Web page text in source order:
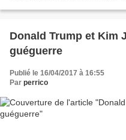
Donald Trump et Kim
guéguerre
Publié le 16/04/2017 à 16:55
Par perrico